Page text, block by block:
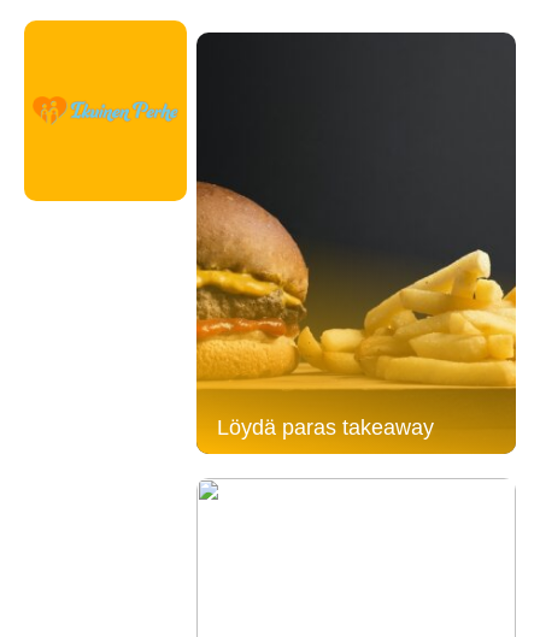
Löydä paras takeaway